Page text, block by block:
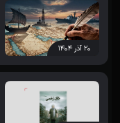
۲۰ آذر ۱۴۰۴